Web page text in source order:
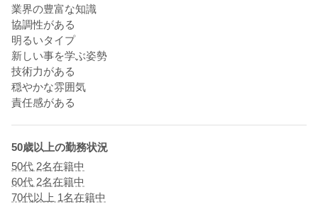
業界の豊富な知識
協調性がある
明るいタイプ
新しい事を学ぶ姿勢
技術力がある
穏やかな雰囲気
責任感がある
50歳以上の勤務状況
50代 2名在籍中
60代 2名在籍中
70代以上 1名在籍中